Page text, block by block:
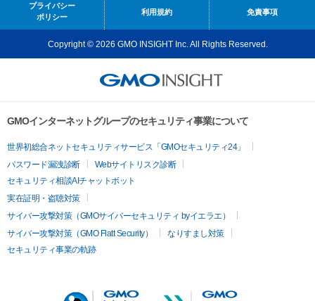
プライバシー
ポリシー
利用規約 免責事項
Copyright © 2026 GMO INSIGHT Inc. All Rights Reserved.
GMOインターネットグループのセキュリティ事業について
世界初総合ネットセキュリティサービス「GMOセキュリティ24」
パスワード漏洩診断
Webサイトリスク診断
セキュリティ相談AIチャットボット
実在証明・盗聴対策
サイバー攻撃対策（GMOサイバーセキュリティ byイエラエ）
サイバー攻撃対策（GMO Flatt Security）
なりすまし対策
セキュリティ事業の軌跡